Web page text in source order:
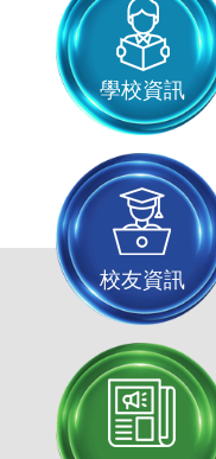
學校資訊
校友資訊